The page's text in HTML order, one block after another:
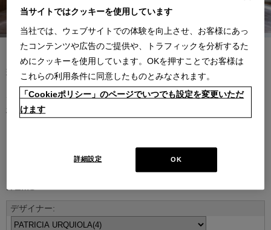
現代を代表する建築家やデザイナーとのコラボレーションによるコ
レクション。
デザイナーの創造性はもとより、そのデザインを支える職人技や素
材のクオリティがなければ、決して実現しないラインナップです。
ITEMS
当サイトではクッキーを使用しています
当社では、ウェブサイトでの体験を向上させ、お客様にあっ
たコンテンツや広告のご提供や、トラフィックを分析するた
めにクッキーを使用しています。OKを押すことでお客様は
これらの利用条件に同意したものとみなされます。
「Cookieポリシー」のページでいつでも設定を変更いただ
けます
OK
詳細設定